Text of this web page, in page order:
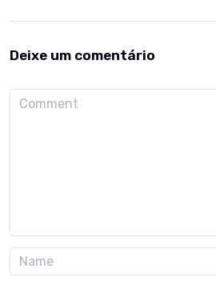
Deixe um comentário